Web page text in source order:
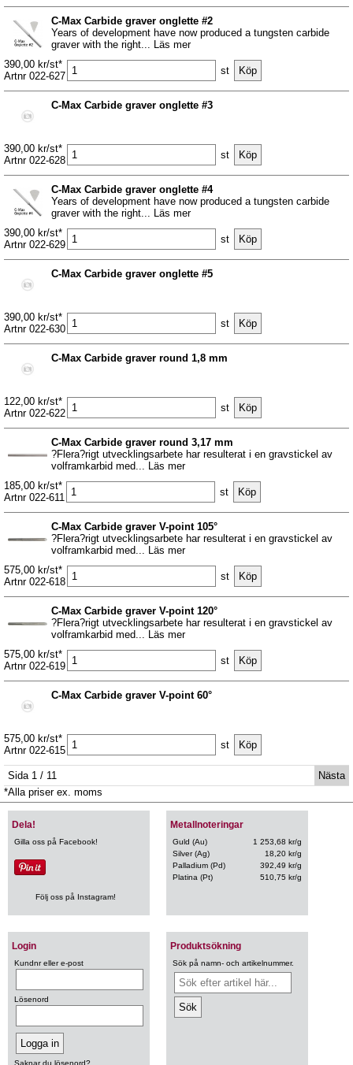
C-Max Carbide graver onglette #2
Years of development have now produced a tungsten carbide
graver with the right... Läs mer
390,00 kr/st*
Artnr 022-627
st
C-Max Carbide graver onglette #3
390,00 kr/st*
Artnr 022-628
st
C-Max Carbide graver onglette #4
Years of development have now produced a tungsten carbide
graver with the right... Läs mer
390,00 kr/st*
Artnr 022-629
st
C-Max Carbide graver onglette #5
390,00 kr/st*
Artnr 022-630
st
C-Max Carbide graver round 1,8 mm
122,00 kr/st*
Artnr 022-622
st
C-Max Carbide graver round 3,17 mm
?Flera?rigt utvecklingsarbete har resulterat i en gravstickel av
volframkarbid med... Läs mer
185,00 kr/st*
Artnr 022-611
st
C-Max Carbide graver V-point 105°
?Flera?rigt utvecklingsarbete har resulterat i en gravstickel av
volframkarbid med... Läs mer
575,00 kr/st*
Artnr 022-618
st
C-Max Carbide graver V-point 120°
?Flera?rigt utvecklingsarbete har resulterat i en gravstickel av
volframkarbid med... Läs mer
575,00 kr/st*
Artnr 022-619
st
C-Max Carbide graver V-point 60°
575,00 kr/st*
Artnr 022-615
st
Sida 1 / 11
Nästa
*Alla priser ex. moms
Metallnoteringar
Guld (Au)
1 253,68 kr/g
Silver (Ag)
18,20 kr/g
Palladium (Pd)
392,49 kr/g
Platina (Pt)
510,75 kr/g
Login
Kundnr eller e-post
Lösenord
Saknar du lösenord?
Produktsökning
Sök på namn- och artikelnummer.
Dela!
Gilla oss på Facebook!
Följ oss på Instagram!